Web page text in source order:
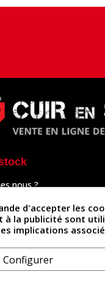
nous ?
de connexion ?
de rétractation
d'accepter les
à la publicité sont
implications
Configurer